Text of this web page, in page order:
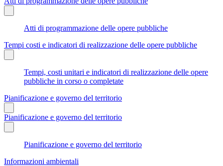
Atti di programmazione delle opere pubbliche
Tempi costi e indicatori di realizzazione delle opere pubbliche
Tempi, costi unitari e indicatori di realizzazione delle opere
pubbliche in corso o completate
Pianificazione e governo del territorio
Pianificazione e governo del territorio
Pianificazione e governo del territorio
Informazioni ambientali